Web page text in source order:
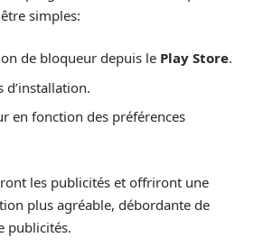
simples:
de bloqueur depuis le Play Store.
d’installation.
en fonction des préférences
les publicités et offriront une
plus agréable, débordante de
publicités.